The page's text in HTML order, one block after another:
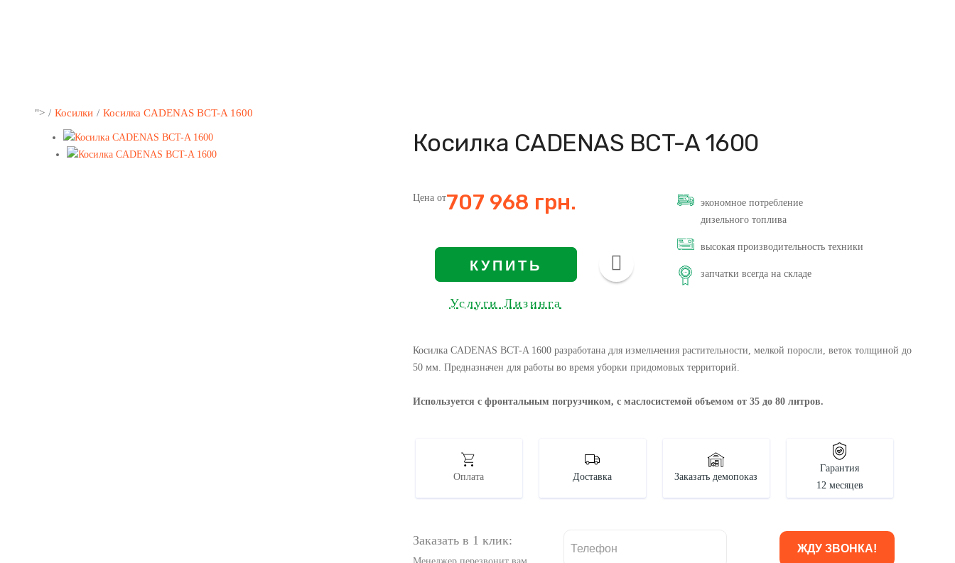
"> Косилки Косилка CADENAS BCT-A 1600
Косилка CADENAS BCT-A 1600
Цена от707 968 грн.
КУПИТЬ
Услуги Лизинга
экономное потребление
дизельного топлива
высокая производительность техники
запчатки всегда на складе
Косилка CADENAS BCT-A 1600 разработана для измельчения растительности, мелкой поросли, веток толщиной до
50 мм. Предназначен для работы во время уборки придомовых территорий.
Используется с фронтальным погрузчиком, с маслосистемой объемом от 35 до 80 литров.
Оплата Доставка Заказать демопоказ
Гарантия
12 месяцев
Заказать в 1 клик: